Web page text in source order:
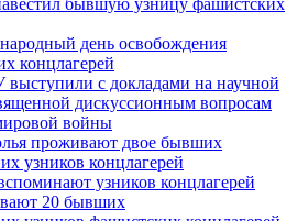
день освобождения
концлагерей
с докладами на научной
дискуссионным вопросам
войны
проживают двое бывших
узников концлагерей
узников концлагерей
20 бывших